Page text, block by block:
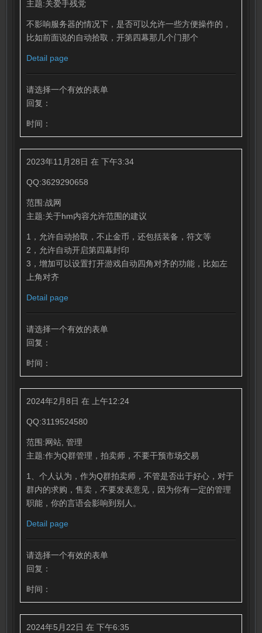
主题:关爱手残党
不影响服务器的情况下，是否可以允许一些方便操作的，
比如前面说的自动拾取，开第四幕那几个门那个
Detail page
请选择一个有效的表单
回复：
时间：
2023年11月28日 在 下午3:34
QQ:3629290658
范围:战网
主题:关于hm内容允许范围的建议
1，允许自动拾取，不止金币，还包括装备，符文等
2，允许自动开启第四幕封印
3，增加可以设置打开游戏自动四角对齐的功能，比如左
上角对齐
Detail page
请选择一个有效的表单
回复：
时间：
2024年2月8日 在 上午12:24
QQ:3119524580
范围:网站, 管理
主题:作为Q群管理，拍卖师，不要干预市场交易
1、个人认为，作为Q群拍卖师，不管是否出于好心，对于
群内的求购，售卖，不要发表意见，因为你有一定的管理
职能，你的言语会影响到别人。
Detail page
请选择一个有效的表单
回复：
时间：
2024年5月22日 在 下午6:35